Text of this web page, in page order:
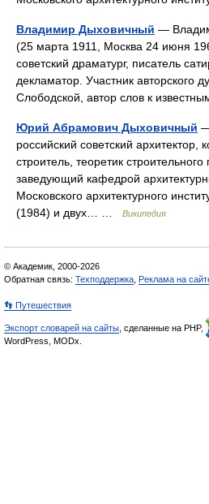
Владимир Дыховичный —
(25 марта 1911, Москва 24 июня
советский драматург, писатель
декламатор. Участник авторского
Слободской, автор слов к
Юрий Абрамович Дыховичный
российский советский архитектор,
строитель, теоретик
заведующий кафедрой
Московского архитектурного
(1984) и двух… …
Википедия
© Академик, 2000-2026
Обратная связь: Техподдержка, Реклама на
👣 Путешествия
Экспорт словарей на сайты, сделанные на PHP,
WordPress, MODx.